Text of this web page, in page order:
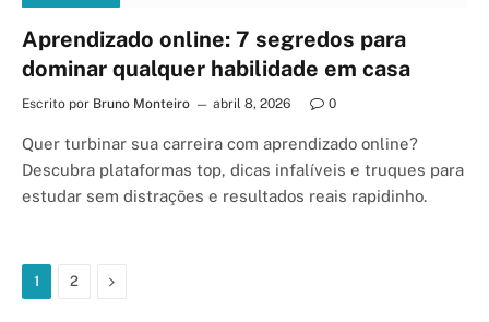
Aprendizado online: 7 segredos para
dominar qualquer habilidade em casa
Escrito por Bruno Monteiro abril 8, 2026 0
Quer turbinar sua carreira com aprendizado online?
Descubra plataformas top, dicas infalíveis e truques para
estudar sem distrações e resultados reais rapidinho.
1 2 Next